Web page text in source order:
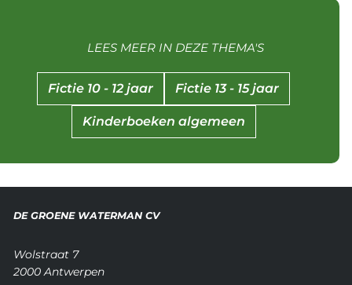
Fictie 10 - 12 jaar Fictie 13 - 15 jaar
Kinderboeken algemeen
LEES MEER IN DEZE THEMA'S
DE GROENE WATERMAN CV
Wolstraat 7
2000 Antwerpen